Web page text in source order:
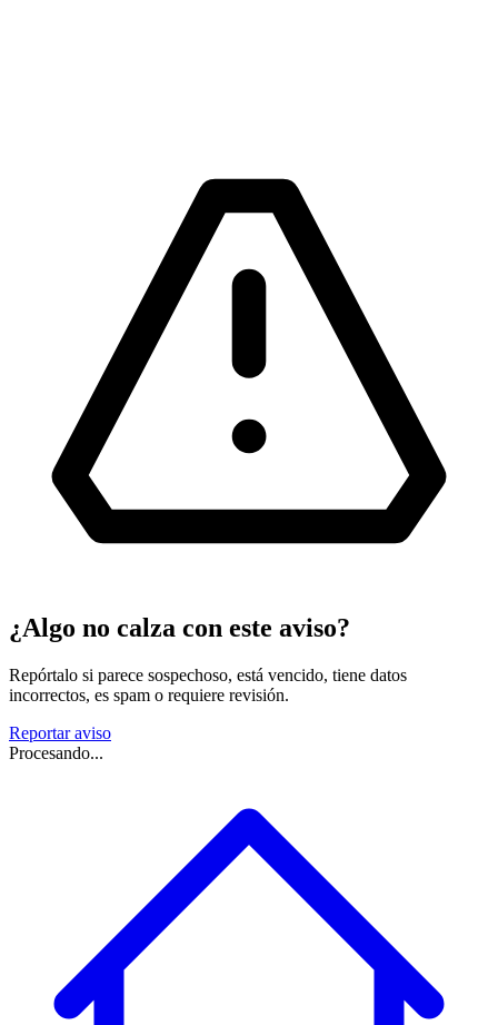
¿Algo no calza con este aviso?
Repórtalo si parece sospechoso, está vencido, tiene datos
incorrectos, es spam o requiere revisión.
Reportar aviso
Procesando...